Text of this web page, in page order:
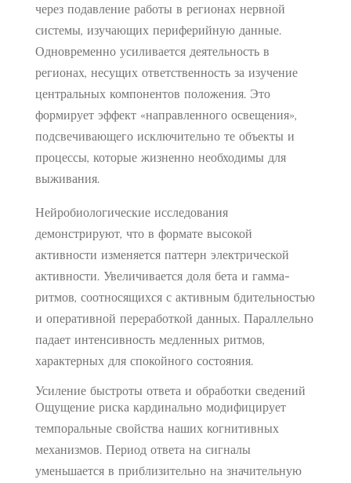
через подавление работы в регионах нервной
системы, изучающих периферийную данные.
Одновременно усиливается деятельность в
регионах, несущих ответственность за изучение
центральных компонентов положения. Это
формирует эффект «направленного освещения»,
подсвечивающего исключительно те объекты и
процессы, которые жизненно необходимы для
выживания.
Нейробиологические исследования
демонстрируют, что в формате высокой
активности изменяется паттерн электрической
активности. Увеличивается доля бета и гамма-
ритмов, соотносящихся с активным бдительностью
и оперативной переработкой данных. Параллельно
падает интенсивность медленных ритмов,
характерных для спокойного состояния.
Усиление быстроты ответа и обработки сведений
Ощущение риска кардинально модифицирует
темпоральные свойства наших когнитивных
механизмов. Период ответа на сигналы
уменьшается в приблизительно на значительную